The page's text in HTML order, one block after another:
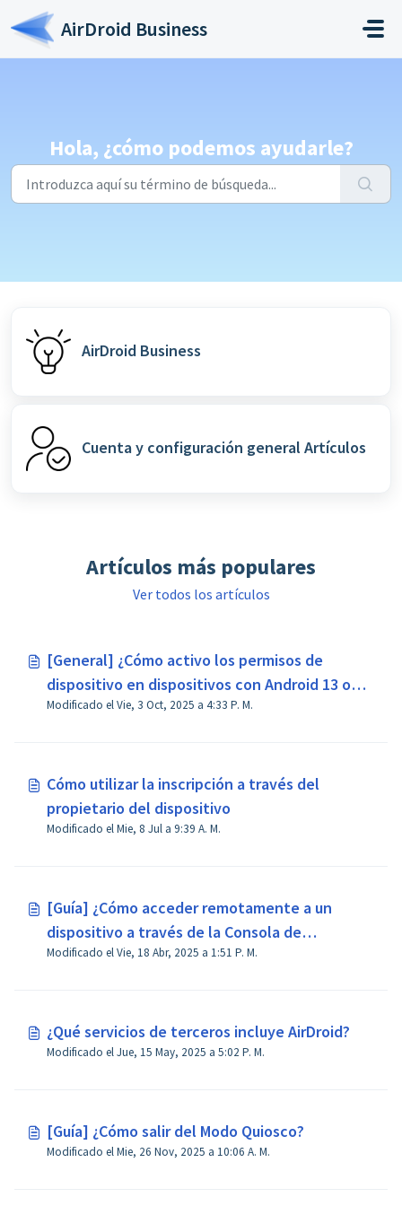
Saltar al contenido principal
AirDroid Business
Hola, ¿cómo podemos ayudarle?
AirDroid Business
Cuenta y configuración general Artículos
Artículos más populares
Ver todos los artículos
[General] ¿Cómo activo los permisos de
dispositivo en dispositivos con Android 13 o
superior?
Modificado el Vie, 3 Oct, 2025 a 4:33 P. M.
Cómo utilizar la inscripción a través del
propietario del dispositivo
Modificado el Mie, 8 Jul a 9:39 A. M.
[Guía] ¿Cómo acceder remotamente a un
dispositivo a través de la Consola de
Administración en AirDroid Business?
Modificado el Vie, 18 Abr, 2025 a 1:51 P. M.
¿Qué servicios de terceros incluye AirDroid?
Modificado el Jue, 15 May, 2025 a 5:02 P. M.
[Guía] ¿Cómo salir del Modo Quiosco?
Modificado el Mie, 26 Nov, 2025 a 10:06 A. M.